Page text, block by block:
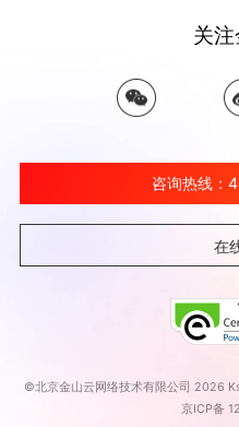
关
咨询热线
在
©北京金山云网络技术有限公司 2026
京ICP备